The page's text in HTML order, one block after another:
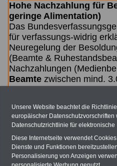
Hohe Nachzahlung für
geringe Alimentation)
Das
für verfassungs-widrig
Neuregelung der
(Beamte &
Nachzahlungen
Beamte zwischen mind.
wird (wahrscheinlich im
Broschüre.
Unsere Website beachtet die
europäischer
Datenschutzrichtlinie für
Diese Internetseite verwendet
Dienste und Funktionen
Personalisierung von Anzeigen